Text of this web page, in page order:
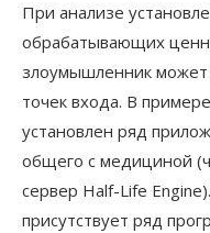
При анализе
обрабатывающих
злоумышленник
точек входа. В
установлен ряд
общего с медициной
сервер Half-Life
присутствует ряд